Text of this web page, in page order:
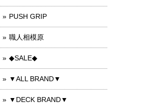
PUSH GRIP
職人相模原
◆SALE◆
▼ALL BRAND▼
▼DECK BRAND▼